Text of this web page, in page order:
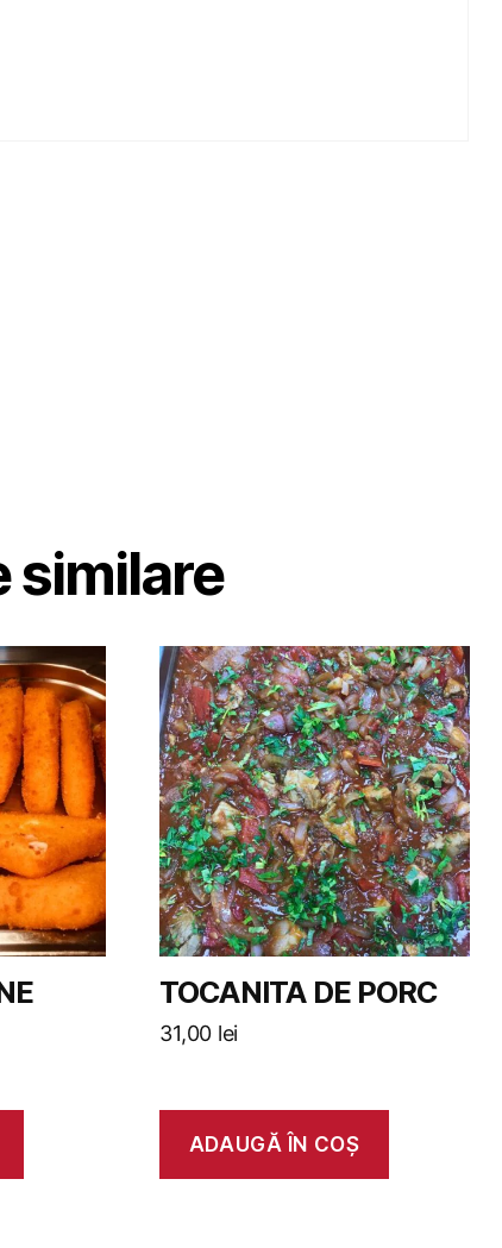
similare
TOCANITA DE PORC
31,00 lei
ADAUGĂ ÎN COȘ